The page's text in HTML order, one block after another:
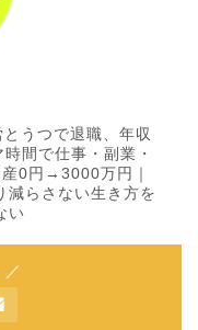
うつで退職、年収
間で仕事・副業・
0円→3000万円｜
減らさない生き方を
い